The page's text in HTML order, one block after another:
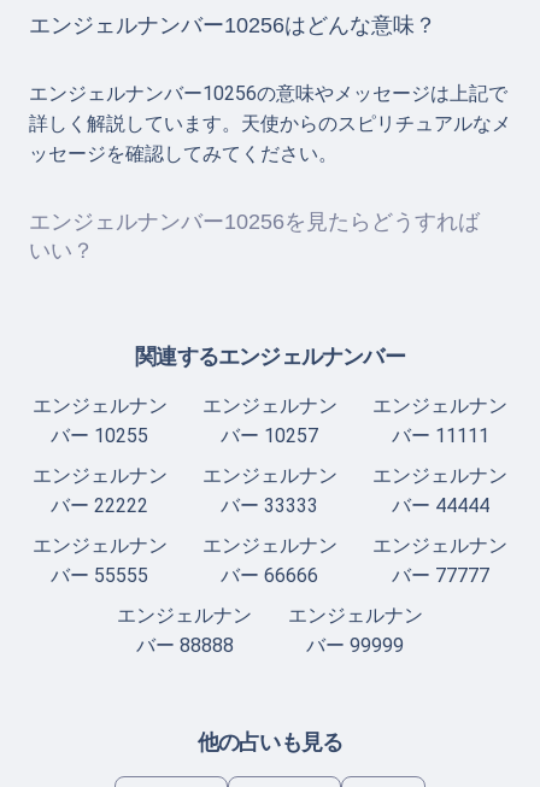
エンジェルナンバー10256はどんな意味？
エンジェルナンバー10256の意味やメッセージは上記で
詳しく解説しています。天使からのスピリチュアルなメ
ッセージを確認してみてください。
エンジェルナンバー10256を見たらどうすれば
いい？
関連するエンジェルナンバー
エンジェルナン
バー 10255
エンジェルナン
バー 10257
エンジェルナン
バー 11111
エンジェルナン
バー 22222
エンジェルナン
バー 33333
エンジェルナン
バー 44444
エンジェルナン
バー 55555
エンジェルナン
バー 66666
エンジェルナン
バー 77777
エンジェルナン
バー 88888
エンジェルナン
バー 99999
他の占いも見る